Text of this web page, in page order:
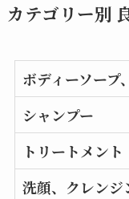
カテゴリー別
ボディーソープ
シャンプー
トリートメント
洗顔、クレンジ